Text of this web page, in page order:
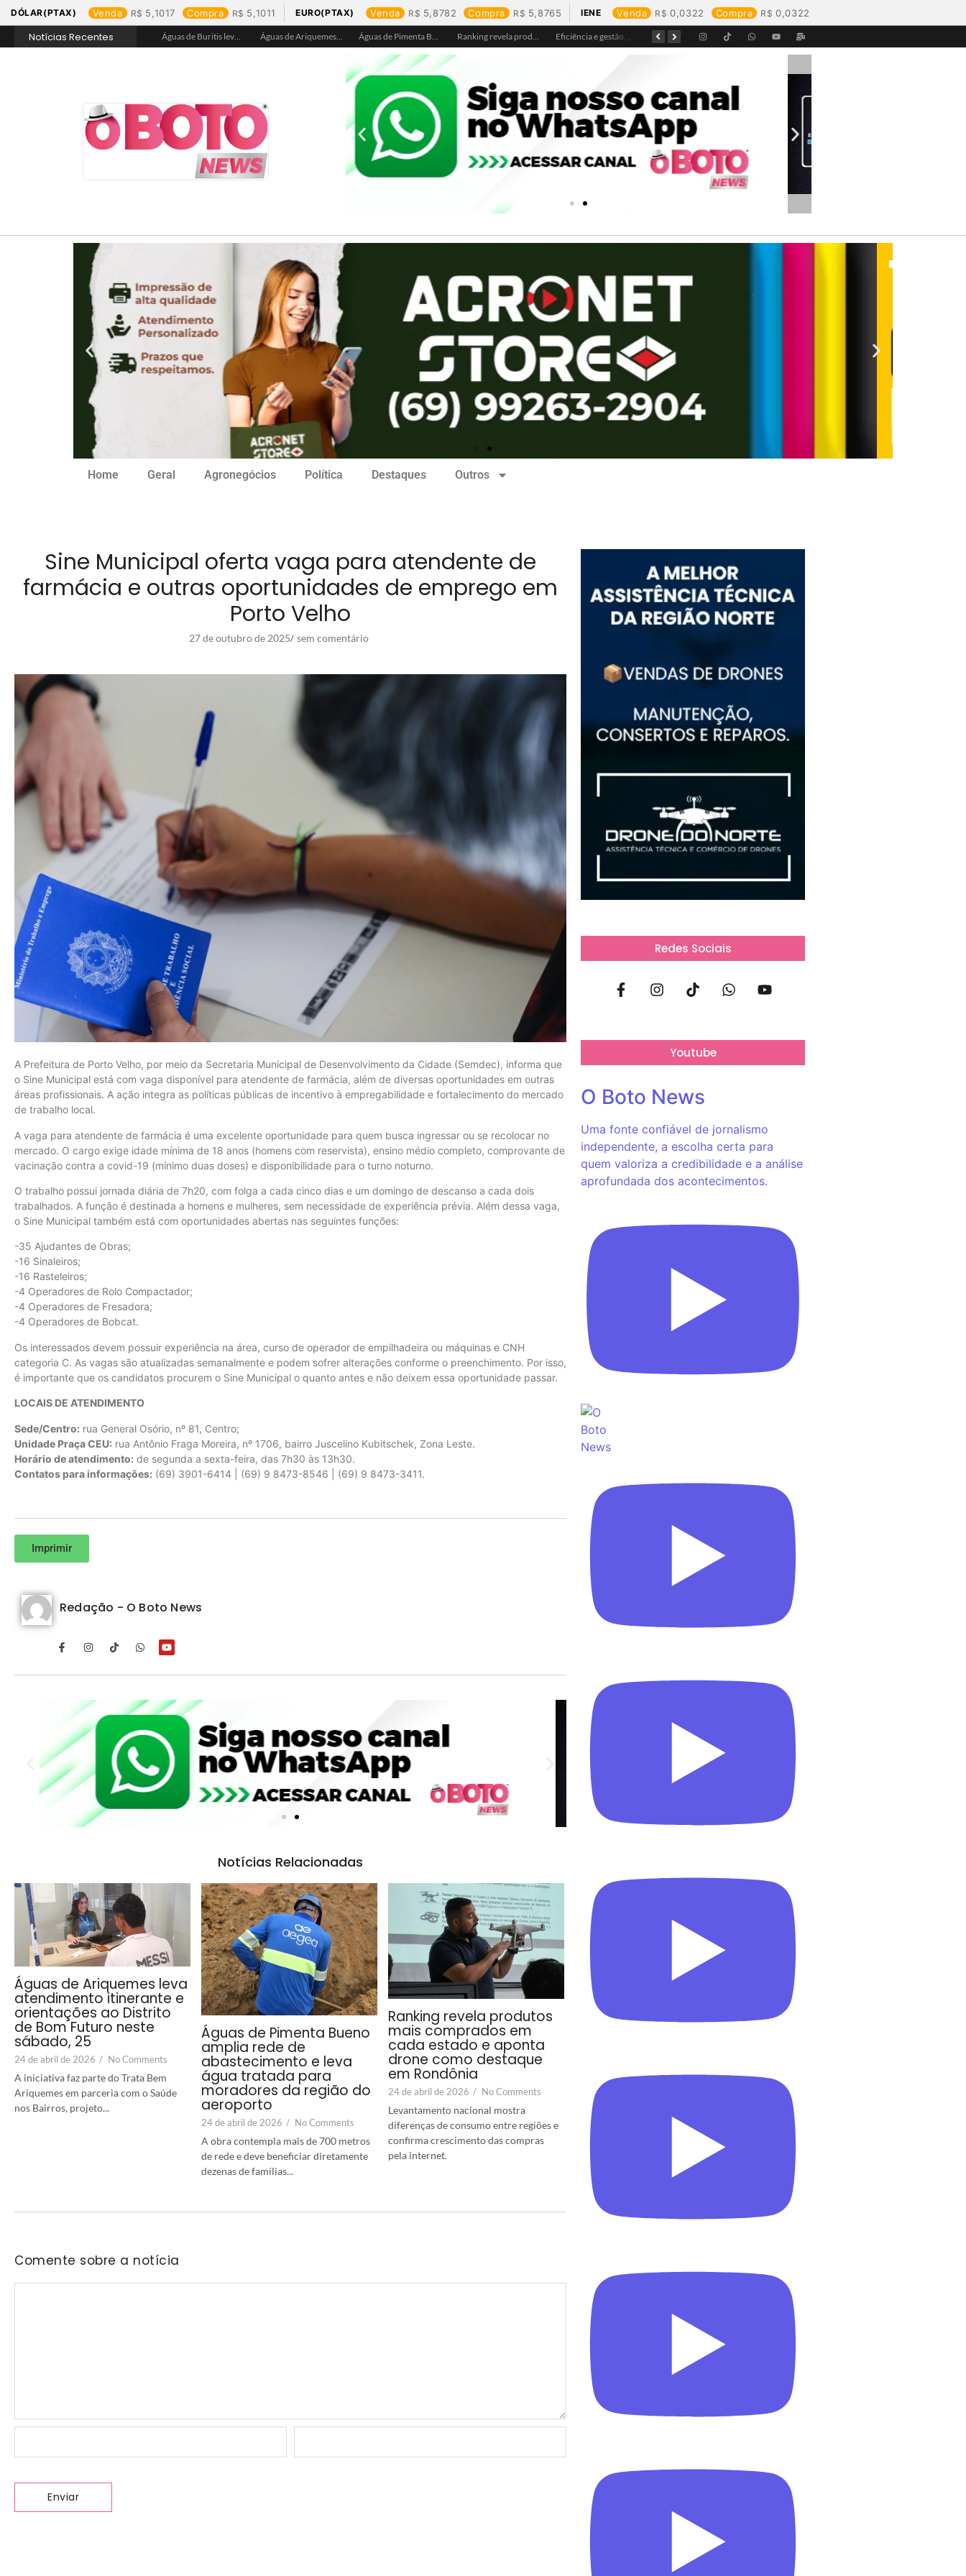
DÓLAR(PTAX) Venda 5,1017 Compra 5,1011 EURO(PTAX) Venda 5,8782 Compra 5,8765 IENE Venda 0,0322 Compra 0,0322
Notícias RecentesÁguas de Jaru garante hidratação e assegura acesso a água tratada na Praça de Alimentação durante Barco Cross Águas de Buritis leva hidratação e conscientização ao Festival de Flores de Holambra Águas de Ariquemes leva atendimento itinerante e orientações ao Distrito de Bom Futuro neste sábado, 25 Águas de Pimenta Bueno amplia rede de abastecimento e leva água tratada para moradores da região do aeroporto Ranking revela produtos mais comprados em cada estado e aponta drone como destaque em Rondônia Eficiência e gestão, Buritis se torna referência em controle de perdas de água Equipes da Aegea Rondônia passam por treinamento de prevenção e combate a princípios de incêndio e segurança no trabalho com inflamáveis Começa o Festival Peixes da Amazônia na Estrada de Ferro Madeira-Mamoré
Home Geral Agronegócios Política Destaques Outros
Sine Municipal oferta vaga para atendente de
farmácia e outras oportunidades de emprego em
Porto Velho
27 de outubro de 2025/ sem comentário
A Prefeitura de Porto Velho, por meio da Secretaria Municipal de Desenvolvimento da Cidade (Semdec), informa que
o Sine Municipal está com vaga disponível para atendente de farmácia, além de diversas oportunidades em outras
áreas profissionais. A ação integra as políticas públicas de incentivo à empregabilidade e fortalecimento do mercado
de trabalho local.
A vaga para atendente de farmácia é uma excelente oportunidade para quem busca ingressar ou se recolocar no
mercado. O cargo exige idade mínima de 18 anos (homens com reservista), ensino médio completo, comprovante de
vacinação contra a covid-19 (mínimo duas doses) e disponibilidade para o turno noturno.
O trabalho possui jornada diária de 7h20, com folga a cada cinco dias e um domingo de descanso a cada dois
trabalhados. A função é destinada a homens e mulheres, sem necessidade de experiência prévia. Além dessa vaga,
o Sine Municipal também está com oportunidades abertas nas seguintes funções:
-35 Ajudantes de Obras;
-16 Sinaleiros;
-16 Rasteleiros;
-4 Operadores de Rolo Compactador;
-4 Operadores de Fresadora;
-4 Operadores de Bobcat.
Os interessados devem possuir experiência na área, curso de operador de empilhadeira ou máquinas e CNH
categoria C. As vagas são atualizadas semanalmente e podem sofrer alterações conforme o preenchimento. Por isso,
é importante que os candidatos procurem o Sine Municipal o quanto antes e não deixem essa oportunidade passar.
LOCAIS DE ATENDIMENTO
Sede/Centro: rua General Osório, nº 81, Centro;
Unidade Praça CEU: rua Antônio Fraga Moreira, nº 1706, bairro Juscelino Kubitschek, Zona Leste.
Horário de atendimento: de segunda a sexta-feira, das 7h30 às 13h30.
Contatos para informações: (69) 3901-6414 | (69) 9 8473-8546 | (69) 9 8473-3411.
Imprimir
Redação - O Boto News
Notícias Relacionadas
Águas de Ariquemes leva
atendimento itinerante e
orientações ao Distrito
de Bom Futuro neste
sábado, 25
24 de abril de 2026 / No Comments
A iniciativa faz parte do Trata Bem
Ariquemes em parceria com o Saúde
nos Bairros, projeto...
Águas de Pimenta Bueno
amplia rede de
abastecimento e leva
água tratada para
moradores da região do
aeroporto
24 de abril de 2026 / No Comments
A obra contempla mais de 700 metros
de rede e deve beneficiar diretamente
dezenas de famílias...
Ranking revela produtos
mais comprados em
cada estado e aponta
drone como destaque
em Rondônia
24 de abril de 2026 / No Comments
Levantamento nacional mostra
diferenças de consumo entre regiões e
confirma crescimento das compras
pela internet.
Comente sobre a notícia
Redes Sociais
Youtube
O Boto News
Uma fonte confiável de jornalismo
independente, a escolha certa para
quem valoriza a credibilidade e a análise
aprofundada dos acontecimentos.